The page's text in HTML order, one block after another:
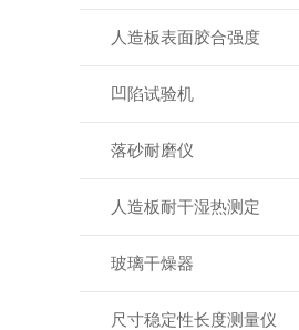
人造板表面胶合强度
凹陷试验机
落砂耐磨仪
人造板耐干湿热测定
玻璃干燥器
尺寸稳定性长度测量仪